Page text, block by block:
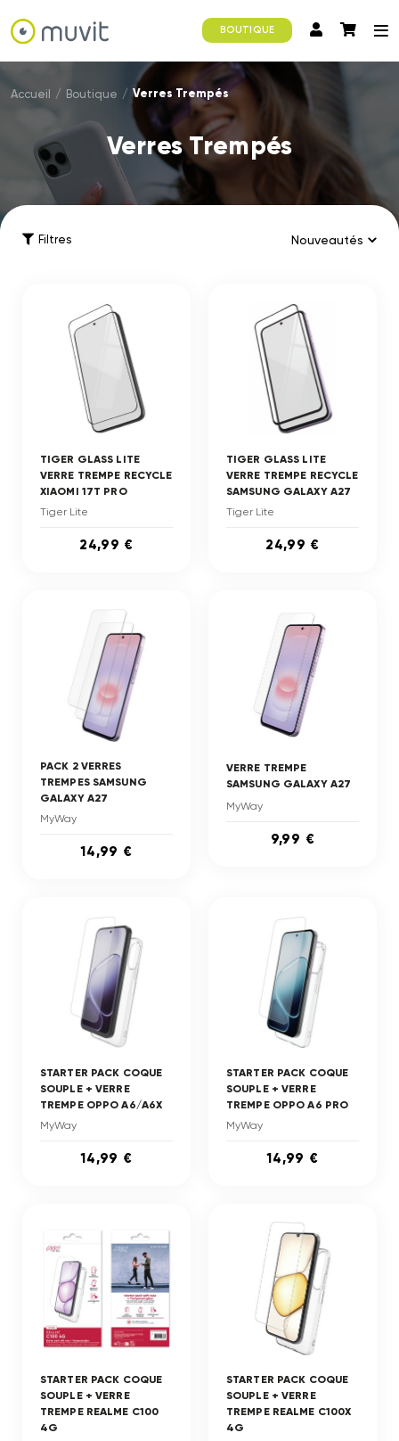
BOUTIQUE
Accueil / Boutique / Verres Trempés
Verres Trempés
Filtres
TIGER GLASS LITE
VERRE TREMPE RECYCLE
XIAOMI 17T PRO
Tiger Lite
24,99 €
TIGER GLASS LITE
VERRE TREMPE RECYCLE
SAMSUNG GALAXY A27
Tiger Lite
24,99 €
PACK 2 VERRES
TREMPES SAMSUNG
GALAXY A27
MyWay
14,99 €
VERRE TREMPE
SAMSUNG GALAXY A27
MyWay
9,99 €
STARTER PACK COQUE
SOUPLE + VERRE
TREMPE OPPO A6/A6X
MyWay
14,99 €
STARTER PACK COQUE
SOUPLE + VERRE
TREMPE OPPO A6 PRO
MyWay
14,99 €
STARTER PACK COQUE
SOUPLE + VERRE
TREMPE REALME C100
4G
STARTER PACK COQUE
SOUPLE + VERRE
TREMPE REALME C100X
4G